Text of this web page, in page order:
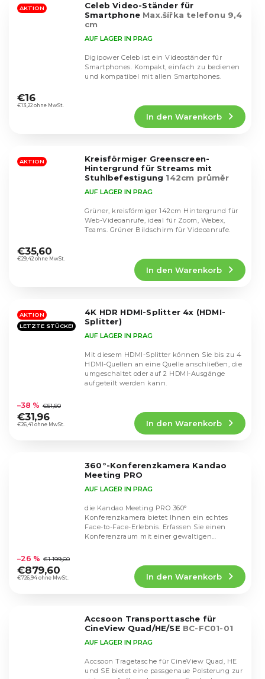
Sternen.
AKTION
Celeb Video-Ständer für
Smartphone Max.šířka telefonu 9,4
cm
durchschnittliche
Produktbewertung
Sternen.
AUF LAGER IN PRAG
€13,22 ohne MwSt.
€16
In den Warenkorb
Digipower Celeb ist ein Videoständer für
Smartphones. Kompakt, einfach zu bedienen
und kompatibel mit allen Smartphones.
AKTION
Kreisförmiger Greenscreen-
Hintergrund für Streams mit
Stuhlbefestigung 142cm průměr
durchschnittliche
Produktbewertung
Sternen.
AUF LAGER IN PRAG
€29,42 ohne MwSt.
€35,60
In den Warenkorb
Grüner, kreisförmiger 142cm Hintergrund für
Web-Videoanrufe, ideal für Zoom, Webex,
Teams. Grüner Bildschirm für Videoanrufe.
AKTION
LETZTE STÜCKE!
4K HDR HDMI-Splitter 4x (HDMI-
Splitter)
durchschnittliche
Produktbewertung
ist
AUF LAGER IN PRAG
€26,41 ohne MwSt.
–38 % €51,60
€31,96
In den Warenkorb
Mit diesem HDMI-Splitter können Sie bis zu 4
HDMI-Quellen an eine Quelle anschließen, die
umgeschaltet oder auf 2 HDMI-Ausgänge
aufgeteilt werden kann.
360°-Konferenzkamera Kandao
Meeting PRO
durchschnittliche
Produktbewertung
ist
AUF LAGER IN PRAG
€726,94 ohne MwSt.
–26 % €1 199,60
€879,60
In den Warenkorb
die Kandao Meeting PRO 360°
Konferenzkamera bietet Ihnen ein echtes
Face-to-Face-Erlebnis. Erfassen Sie einen
Konferenzraum mit einer gewaltigen
Accsoon Transporttasche für
CineView Quad/HE/SE BC-FC01-01
AUF LAGER IN PRAG
Accsoon Tragetasche für CineView Quad, HE
und SE bietet eine passgenaue Polsterung zur